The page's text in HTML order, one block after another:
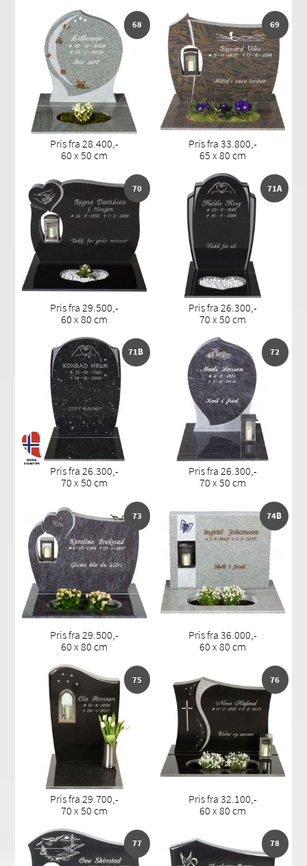
68
Pris fra 28.400,-
60 x 50 cm
69
Pris fra 33.800,-
65 x 80 cm
70
Pris fra 29.500,-
60 x 80 cm
71A
Pris fra 26.300,-
70 x 50 cm
71B
Pris fra 26.300,-
70 x 50 cm
72
Pris fra 26.300,-
70 x 50 cm
73
Pris fra 29.500,-
60 x 80 cm
74B
Pris fra 36.000,-
60 x 80 cm
75
Pris fra 29.700,-
70 x 50 cm
76
Pris fra 32.100,-
60 x 80 cm
77 78